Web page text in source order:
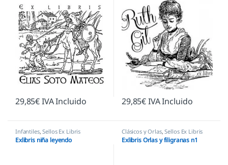
29,85€IVA Incluido 29,85€IVA Incluido
Infantiles,Sellos Ex Libris
Exlibris niña leyendo
Clásicos y Orlas,Sellos Ex Libris
Exlibris Orlas y filigranas n1